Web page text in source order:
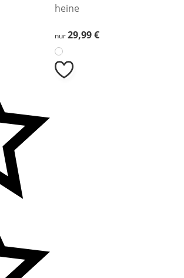
heine
29,99 €
nur29,99 €